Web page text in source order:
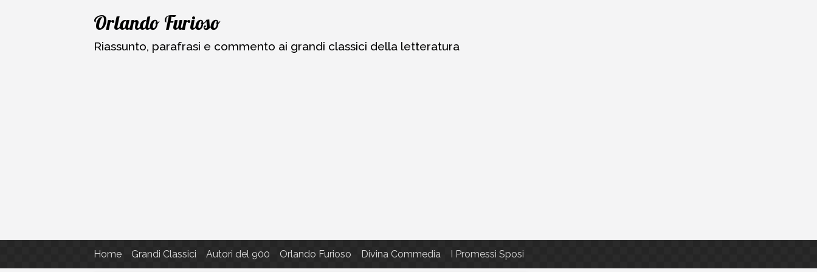
Vai
al
contenuto
Orlando Furioso
Riassunto, parafrasi e commento ai grandi classici della letteratura
Home Grandi Classici Autori del 900 Orlando Furioso Divina Commedia I Promessi Sposi